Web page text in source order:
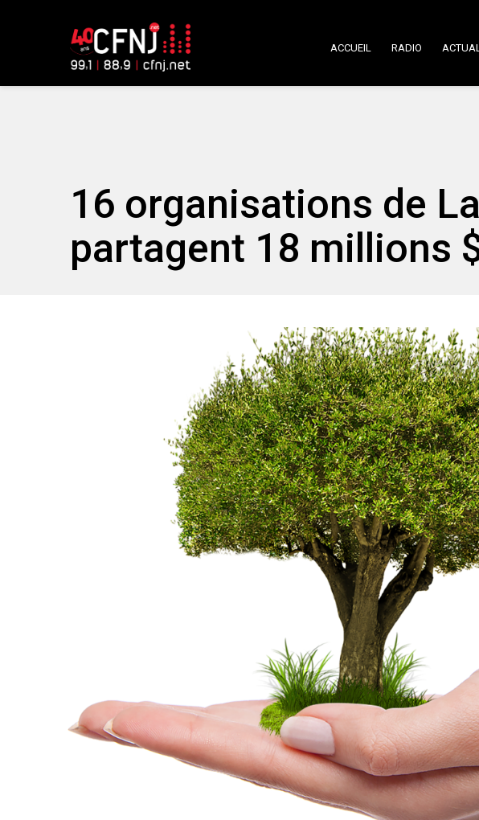
ACCUEIL RADIO
16 organisations de
partagent 18 millions